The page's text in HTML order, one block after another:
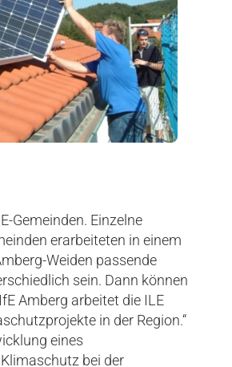
Gemeinden. Einzelne
erarbeiteten in einem
Weiden passende
sein. Dann können
Amberg arbeitet die ILE
in der Region.“
eines
bei der